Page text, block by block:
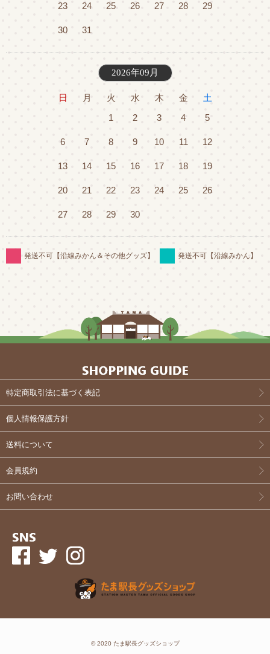
23 24 25 26 27 28 29
30 31
2026年09月
日 月 火 水 木 金
土
1
2 3 4 5
6 7 8 9 10 11 12
13 14 15 16 17 18 19
20 21 22 23 24 25 26
27 28 29 30
発送不可【沿線みかん＆その他グッズ】 発送不可【沿線みかん】
特定商取引法に基づく表記
個人情報保護方針
送料について
会員規約
お問い合わせ
© 2020 たま駅長グッズショップ